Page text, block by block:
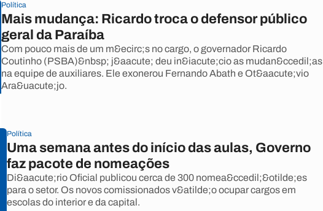
Política
Mais mudança: Ricardo troca o defensor público
geral da Paraíba
Com pouco mais de um m&ecirc;s no cargo, o governador Ricardo
Coutinho (PSBA)&nbsp; j&aacute; deu in&iacute;cio as mudan&ccedil;as
na equipe de auxiliares. Ele exonerou Fernando Abath e Ot&aacute;vio
Ara&uacute;jo.
Política
Uma semana antes do início das aulas, Governo
faz pacote de nomeações
Di&aacute;rio Oficial publicou cerca de 300 nomea&ccedil;&otilde;es
para o setor. Os novos comissionados v&atilde;o ocupar cargos em
escolas do interior e da capital.